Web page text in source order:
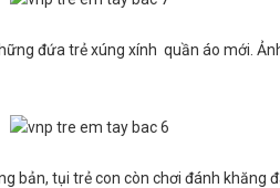
đứa trẻ xúng xính quần áo mới.
bản, tụi trẻ con còn chơi đánh khăng